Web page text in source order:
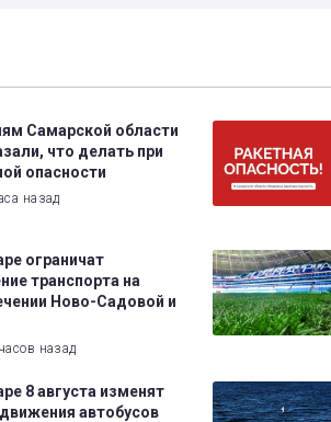
Самарской области
что делать при
опасности
назад
ограничат
транспорта на
Ново-Садовой и
назад
8 августа изменят
автобусов